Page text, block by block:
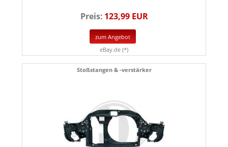
Preis: 123,99 EUR
zum Angebot
eBay.de (*)
Stoßstangen & -verstärker